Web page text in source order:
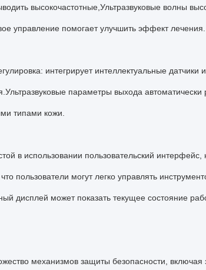
высокочастотные,Ультразвуковые волны
управление помогает улучшить эффект лечения.
интегрирует интеллектуальные датчики
параметры выхода автоматически
типами кожи.
в использовании пользовательский
пользователи могут легко управлять
дисплей может показать текущее состояние
механизмов защиты безопасности, включая